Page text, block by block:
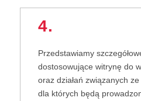
4.
Przedstawiamy
dostosowujące witrynę do
oraz działań związanych ze
dla których będą